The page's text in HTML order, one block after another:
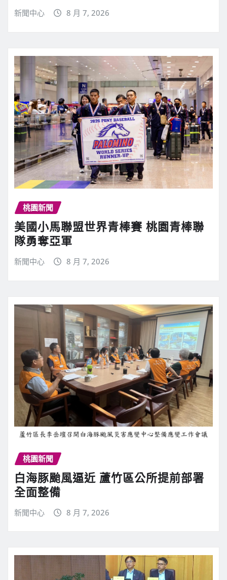
新聞中心 8 月 7, 2026
桃園新聞
美國小馬聯盟世界青棒賽 桃園青棒聯
隊勇奪亞軍
新聞中心 8 月 7, 2026
桃園新聞
白海豚颱風逼近 蘆竹區公所提前部署
全面整備
新聞中心 8 月 7, 2026